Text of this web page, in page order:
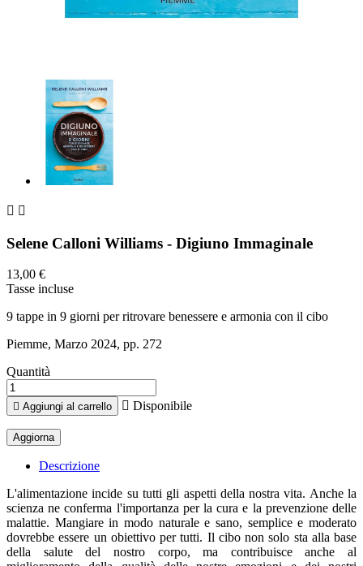
 
Selene Calloni Williams - Digiuno Immaginale
13,00 €
Tasse incluse
9 tappe in 9 giorni per ritrovare benessere e armonia con il cibo
Piemme, Marzo 2024, pp. 272
Quantità
 Aggiungi al carrello  Disponibile
Descrizione
L'alimentazione incide su tutti gli aspetti della nostra vita. Anche la
scienza ne conferma l'importanza per la cura e la prevenzione delle
malattie. Mangiare in modo naturale e sano, semplice e moderato
dovrebbe essere un obiettivo per tutti. Il cibo non solo sta alla base
della salute del nostro corpo, ma contribuisce anche al